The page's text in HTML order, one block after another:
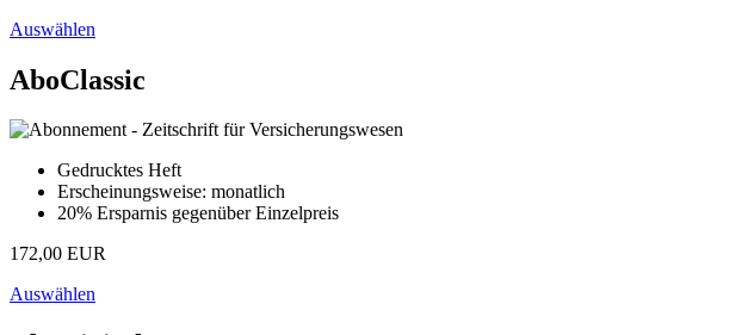
Auswählen
AboClassic
Gedrucktes Heft
Erscheinungsweise: monatlich
20% Ersparnis gegenüber Einzelpreis
172,00 EUR
Auswählen